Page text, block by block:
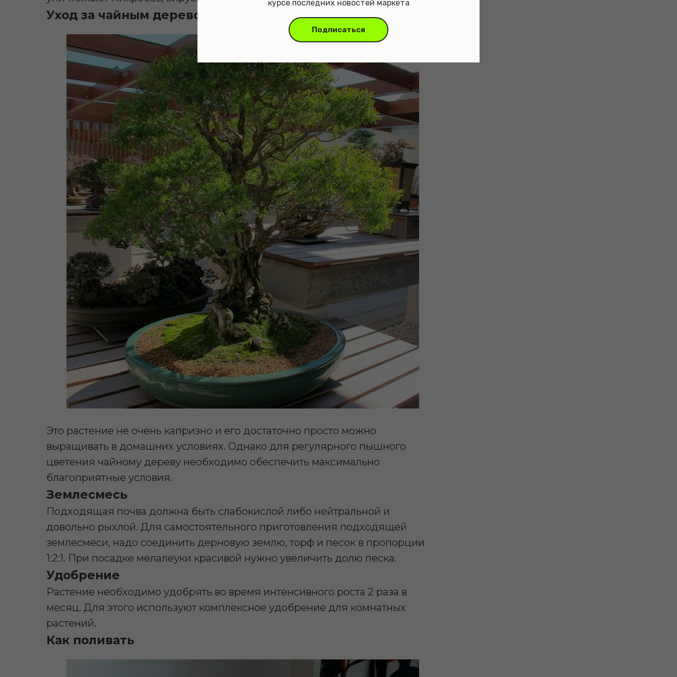
курсе последних новостей маркета
Подписаться
Уход за чайным деревом в домашних условиях
Это растение не очень капризно и его достаточно просто можно
выращивать в домашних условиях. Однако для регулярного пышного
цветения чайному дереву необходимо обеспечить максимально
благоприятные условия.
Землесмесь
Подходящая почва должна быть слабокислой либо нейтральной и
довольно рыхлой. Для самостоятельного приготовления подходящей
землесмеси, надо соединить дерновую землю, торф и песок в пропорции
1:2:1. При посадке мелалеуки красивой нужно увеличить долю песка.
Удобрение
Растение необходимо удобрять во время интенсивного роста 2 раза в
месяц. Для этого используют комплексное удобрение для комнатных
растений.
Как поливать